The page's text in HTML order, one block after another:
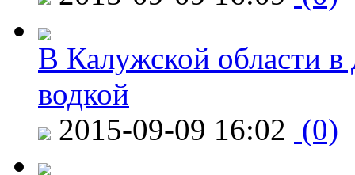
В Калужской области в
водкой
2015-09-09 16:02 (0)